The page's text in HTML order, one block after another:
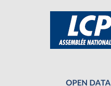
OPEN DATA